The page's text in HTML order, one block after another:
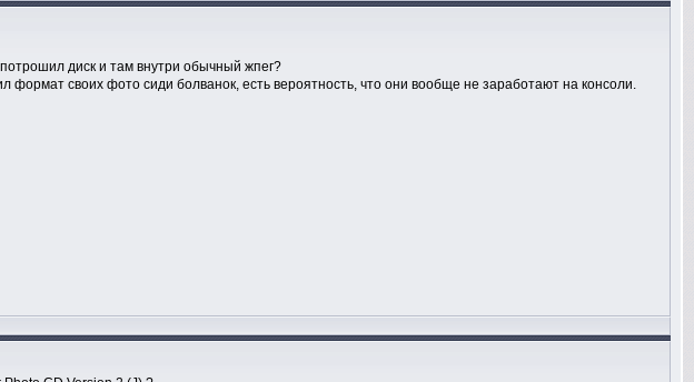
диск и там внутри обычный жпег?
формат своих фото сиди болванок, есть вероятность, что они вообще не заработают на консоли.